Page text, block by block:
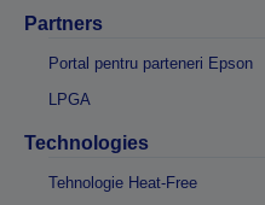
Partners
Portal pentru parteneri Epson
LPGA
Technologies
Tehnologie Heat-Free